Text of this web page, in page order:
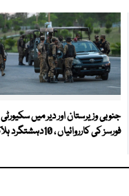
جنوبی وزیرستان اور دیر میں سکیورٹی
فورسز کی کارروائیاں ، 10دہشتگرد ہلاک